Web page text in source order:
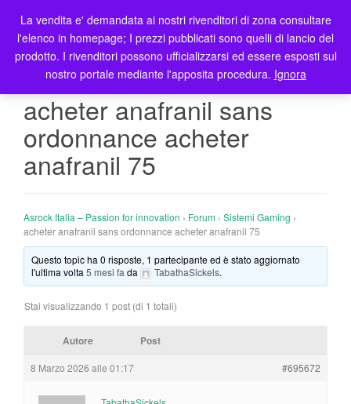
T
o
g
l
n
acheter anafranil sans
ordonnance acheter
anafranil 75
Asrock Italia – Passion for innovation › Forum › Sistemi Gaming ›
acheter anafranil sans ordonnance acheter anafranil 75
Questo topic ha 0 risposte, 1 partecipante ed è stato aggiornato
l'ultima volta5 mesi fa da TabathaSickels.
Stai visualizzando 1 post (di 1 totali)
Autore Post
8 Marzo 2026 alle 01:17 #695672
La vendita e' demandata ai nostri rivenditori di zona consultare
l'elenco in homepage; I prezzi pubblicati sono quelli di lancio del
prodotto. I rivenditori possono ufficializzarsi ed essere esposti sul
nostro portale mediante l'apposita procedura. Ignora